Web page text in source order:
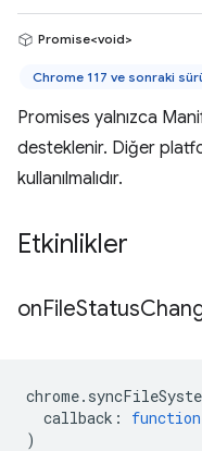
Promise<void>
Chrome 117 ve sonraki
Promises yalnızca
desteklenir. Diğer
kullanılmalıdır.
Etkinlikler
onFileStatus
chrome.
callback : function
)